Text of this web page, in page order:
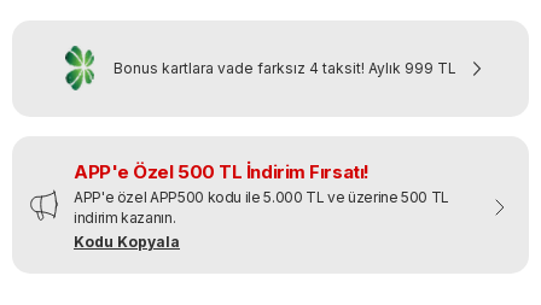
Bonus kartlara vade farksız 4 taksit! Aylık 999 TL
APP'e Özel 500 TL İndirim Fırsatı!
APP'e özel APP500 kodu ile 5.000 TL ve üzerine 500 TL
indirim kazanın.
Kodu Kopyala